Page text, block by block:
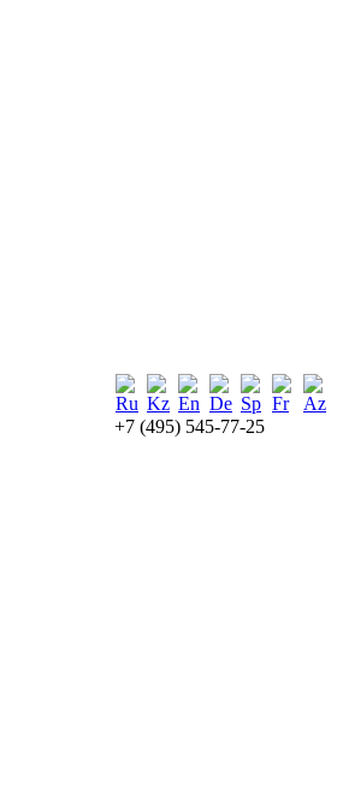
+7 (495) 545-77-25